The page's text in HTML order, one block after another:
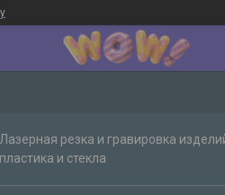
Лазерная резка и гравировка
пластика и стекла